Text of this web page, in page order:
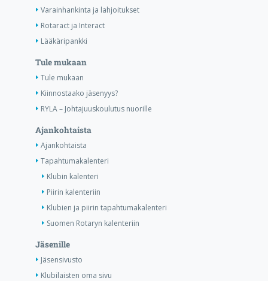
Varainhankinta ja lahjoitukset
Rotaract ja Interact
Lääkäripankki
Tule mukaan
Tule mukaan
Kiinnostaako jäsenyys?
RYLA – Johtajuuskoulutus nuorille
Ajankohtaista
Ajankohtaista
Tapahtumakalenteri
Klubin kalenteri
Piirin kalenteriin
Klubien ja piirin tapahtumakalenteri
Suomen Rotaryn kalenteriin
Jäsenille
Jäsensivusto
Klubilaisten oma sivu